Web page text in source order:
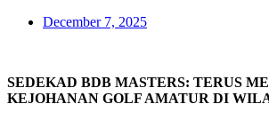
December 7, 2025
SEDEKAD BDB MASTERS: TERUS
KEJOHANAN GOLF AMATUR DI